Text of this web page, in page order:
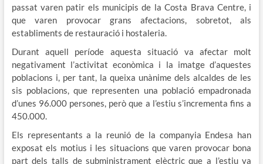
passat varen patir els municipis de la Costa Brava Centre, i
que varen provocar grans afectacions, sobretot, als
establiments de restauració i hostaleria.
Durant aquell període aquesta situació va afectar molt
negativament l’activitat econòmica i la imatge d’aquestes
poblacions i, per tant, la queixa unànime dels alcaldes de les
sis poblacions, que representen una població empadronada
d’unes 96.000 persones, però que a l’estiu s’incrementa fins a
450.000.
Els representants a la reunió de la companyia Endesa han
exposat els motius i les situacions que varen provocar bona
part dels talls de subministrament elèctric que a l’estiu va